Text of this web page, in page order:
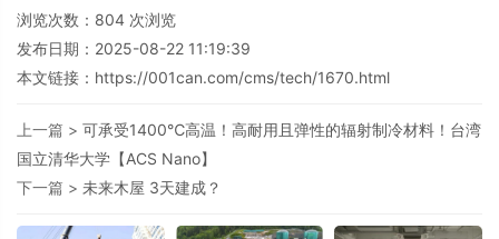
浏览次数： 804 次浏览
发布日期：2025-08-22 11:19:39
本文链接： https://001can.com/cms/tech/1670.html
上一篇 > 可承受1400℃高温！高耐用且弹性的辐射制冷材料！台湾
国立清华大学【ACS Nano】
下一篇 > 未来木屋 3天建成？